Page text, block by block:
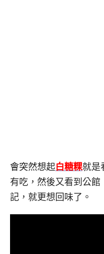
會突然想起 白糖粿就是
有吃，然後又看到公
記，就更想回味了。